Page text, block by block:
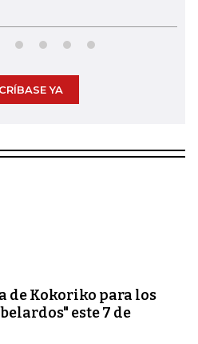
YA
de Kokoriko para los
este 7 de